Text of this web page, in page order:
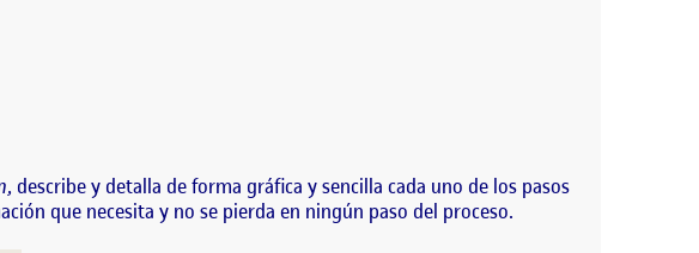
, describe y detalla de forma gráfica y sencilla cada uno de los pasos
que necesita y no se pierda en ningún paso del proceso.